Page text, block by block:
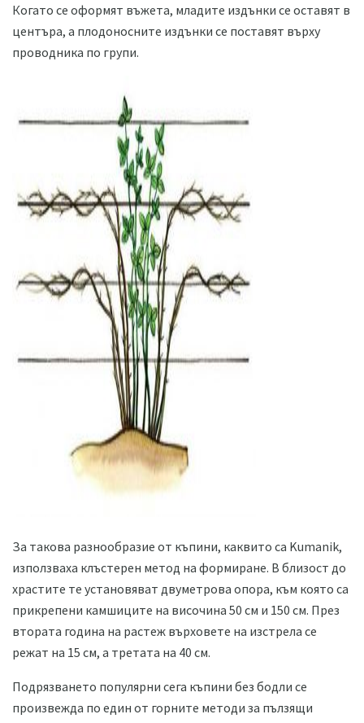
Когато се оформят въжета, младите издънки се оставят в
центъра, а плодоносните издънки се поставят върху
проводника по групи.
ad
За такова разнообразие от къпини, каквито са Kumanik,
използваха клъстерен метод на формиране. В близост до
храстите те установяват двуметрова опора, към която са
прикрепени камшиците на височина 50 см и 150 см. През
втората година на растеж върховете на изстрела се
режат на 15 см, а третата на 40 см.
Подрязването популярни сега къпини без бодли се
произвежда по един от горните методи за пълзящи